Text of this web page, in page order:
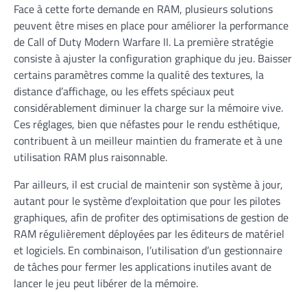
Face à cette forte demande en RAM, plusieurs solutions
peuvent être mises en place pour améliorer la performance
de Call of Duty Modern Warfare II. La première stratégie
consiste à ajuster la configuration graphique du jeu. Baisser
certains paramètres comme la qualité des textures, la
distance d’affichage, ou les effets spéciaux peut
considérablement diminuer la charge sur la mémoire vive.
Ces réglages, bien que néfastes pour le rendu esthétique,
contribuent à un meilleur maintien du framerate et à une
utilisation RAM plus raisonnable.
Par ailleurs, il est crucial de maintenir son système à jour,
autant pour le système d’exploitation que pour les pilotes
graphiques, afin de profiter des optimisations de gestion de
RAM régulièrement déployées par les éditeurs de matériel
et logiciels. En combinaison, l’utilisation d’un gestionnaire
de tâches pour fermer les applications inutiles avant de
lancer le jeu peut libérer de la mémoire.